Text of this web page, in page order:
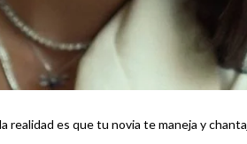
que tu novia te maneja y chantajea a su